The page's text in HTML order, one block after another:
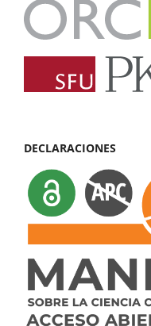
DECLARACIONES